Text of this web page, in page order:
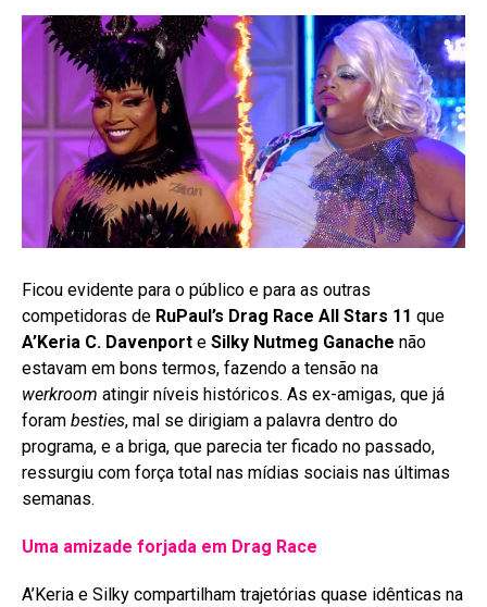
Ficou evidente para o público e para as outras
competidoras de RuPaul’s Drag Race All Stars 11 que
A’Keria C. Davenport e Silky Nutmeg Ganache não
estavam em bons termos, fazendo a tensão na
werkroom atingir níveis históricos. As ex-amigas, que já
foram besties, mal se dirigiam a palavra dentro do
programa, e a briga, que parecia ter ficado no passado,
ressurgiu com força total nas mídias sociais nas últimas
semanas.
Uma amizade forjada em Drag Race
A’Keria e Silky compartilham trajetórias quase idênticas na